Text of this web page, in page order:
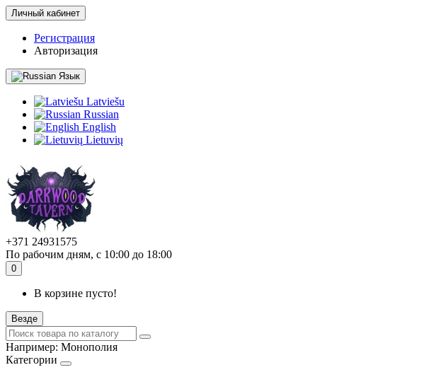
Личный кабинет
Регистрация
Авторизация
Язык
Latviešu
Russian
English
Lietuvių
+371 24931575
По рабочим дням, с 10:00 до 18:00
0
В корзине пусто!
Везде
Например: Монополия
Категории